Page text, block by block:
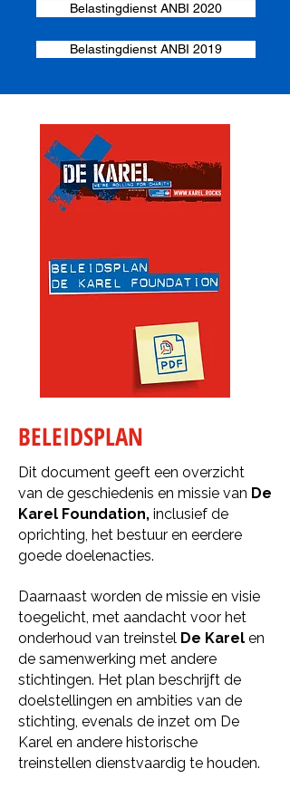
Belastingdienst ANBI 2020
Belastingdienst ANBI 2019
BELEIDSPLAN
Dit document geeft een overzicht
van de geschiedenis en missie van De
Karel Foundation, inclusief de
oprichting, het bestuur en eerdere
goede doelenacties.
Daarnaast worden de missie en visie
toegelicht, met aandacht voor het
onderhoud van treinstel De Karel en
de samenwerking met andere
stichtingen. Het plan beschrijft de
doelstellingen en ambities van de
stichting, evenals de inzet om De
Karel en andere historische
treinstellen dienstvaardig te houden.